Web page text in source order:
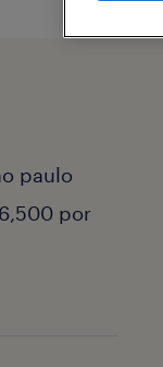
paulo
por